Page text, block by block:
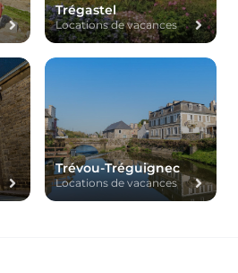
Trégastel
Locations de vacances
Trévou-Tréguignec
Locations de vacances